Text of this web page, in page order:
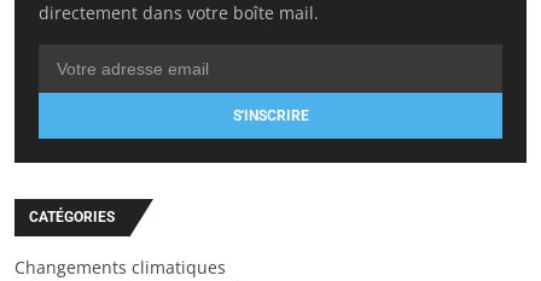
directement dans votre boîte mail.
S'INSCRIRE
CATÉGORIES
Changements climatiques